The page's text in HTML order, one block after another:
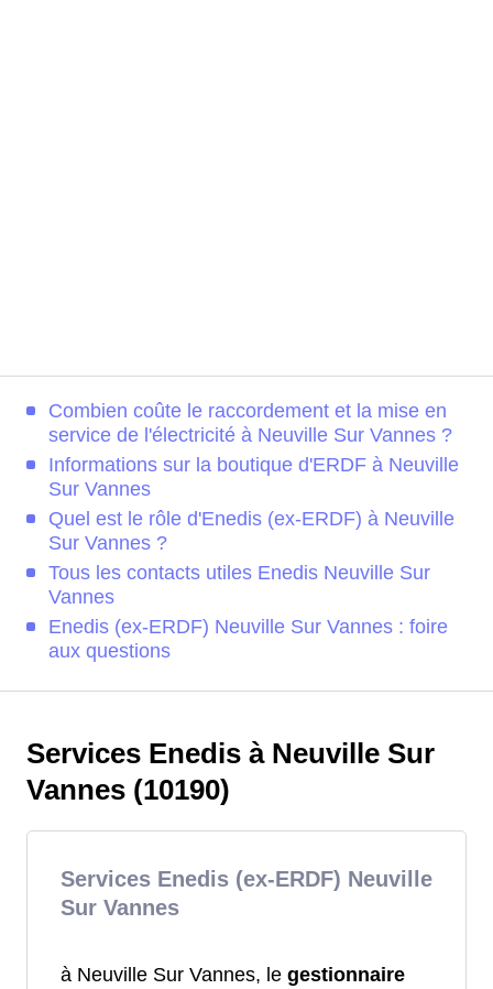
Combien coûte le raccordement et la mise en
service de l'électricité à Neuville Sur Vannes ?
Informations sur la boutique d'ERDF à Neuville
Sur Vannes
Quel est le rôle d'Enedis (ex-ERDF) à Neuville
Sur Vannes ?
Tous les contacts utiles Enedis Neuville Sur
Vannes
Enedis (ex-ERDF) Neuville Sur Vannes : foire
aux questions
Services Enedis à Neuville Sur
Vannes (10190)
Services Enedis (ex-ERDF) Neuville
Sur Vannes
à Neuville Sur Vannes, le gestionnaire